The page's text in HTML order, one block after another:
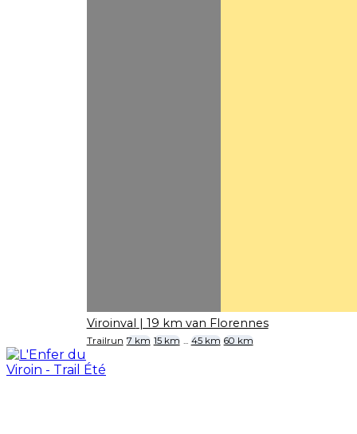
Viroinval | 19 km van Florennes
Trailrun 7 km 15 km ... 45 km 60 km